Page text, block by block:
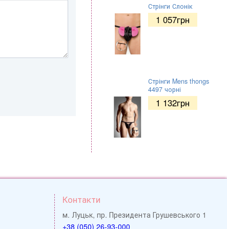
Стрінги Слонік
1 057грн
Стрінги Mens thongs
4497 чорні
1 132грн
Контакти
м. Луцьк, пр. Президента Грушевського 1
+38 (050) 26-93-000